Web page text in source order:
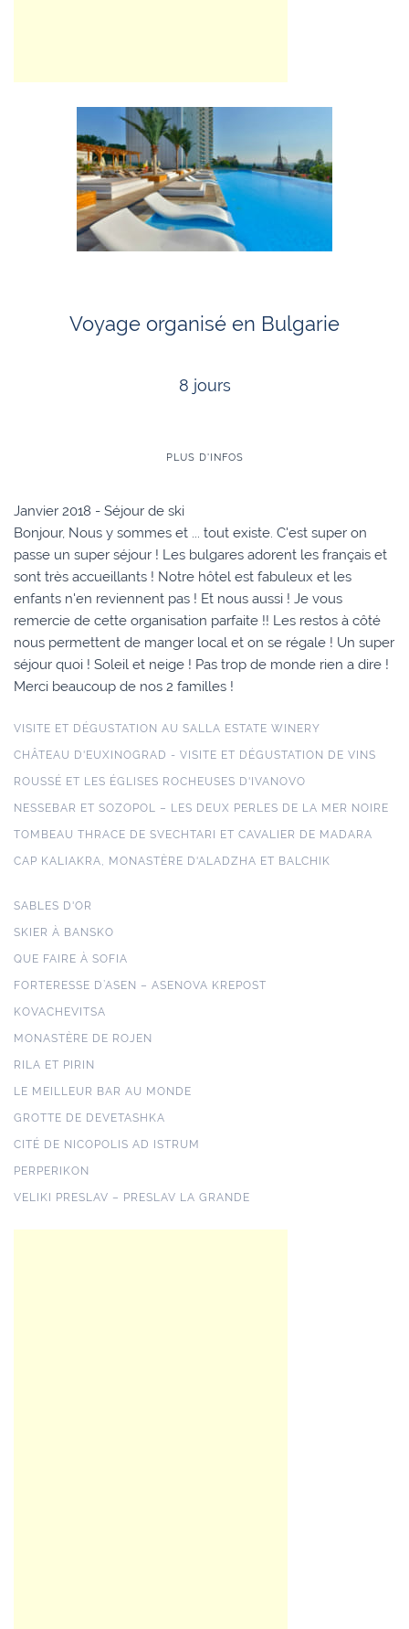
Voyage organisé en Bulgarie
8 jours
PLUS D'INFOS
Janvier 2018 - Séjour de ski
Bonjour, Nous y sommes et ... tout existe. C'est super on
passe un super séjour ! Les bulgares adorent les français et
sont très accueillants ! Notre hôtel est fabuleux et les
enfants n'en reviennent pas ! Et nous aussi ! Je vous
remercie de cette organisation parfaite !! Les restos à côté
nous permettent de manger local et on se régale ! Un super
séjour quoi ! Soleil et neige ! Pas trop de monde rien a dire !
Merci beaucoup de nos 2 familles !
VISITE ET DÉGUSTATION AU SALLA ESTATE WINERY
CHÂTEAU D'EUXINOGRAD - VISITE ET DÉGUSTATION DE VINS
ROUSSÉ ET LES ÉGLISES ROCHEUSES D'IVANOVO
NESSEBAR ET SOZOPOL – LES DEUX PERLES DE LA MER NOIRE
TOMBEAU THRACE DE SVECHTARI ET CAVALIER DE MADARA
CAP KALIAKRA, MONASTÈRE D'ALADZHA ET BALCHIK
SABLES D'OR
SKIER À BANSKO
QUE FAIRE À SOFIA
FORTERESSE D’ASEN – ASENOVA KREPOST
KOVACHEVITSA
MONASTÈRE DE ROJEN
RILA ET PIRIN
LE MEILLEUR BAR AU MONDE
GROTTE DE DEVETASHKA
CITÉ DE NICOPOLIS AD ISTRUM
PERPERIKON
VELIKI PRESLAV – PRESLAV LA GRANDE